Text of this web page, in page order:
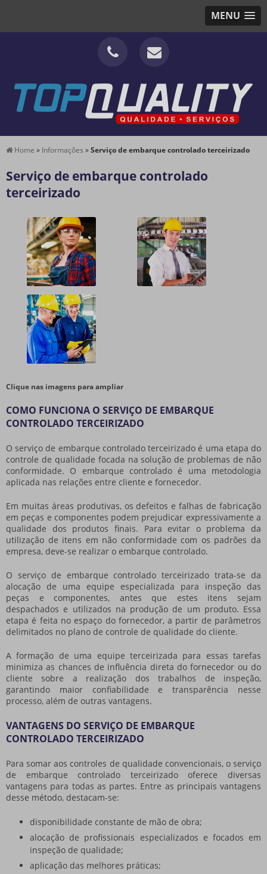
MENU
Home » Informações »Serviço de embarque controlado terceirizado
Serviço de embarque controlado
terceirizado
Clique nas imagens para ampliar
COMO FUNCIONA O SERVIÇO DE EMBARQUE
CONTROLADO TERCEIRIZADO
O serviço de embarque controlado terceirizado é uma etapa do
controle de qualidade focada na solução de problemas de não
conformidade. O embarque controlado é uma metodologia
aplicada nas relações entre cliente e fornecedor.
Em muitas áreas produtivas, os defeitos e falhas de fabricação
em peças e componentes podem prejudicar expressivamente a
qualidade dos produtos finais. Para evitar o problema da
utilização de itens em não conformidade com os padrões da
empresa, deve-se realizar o embarque controlado.
O serviço de embarque controlado terceirizado trata-se da
alocação de uma equipe especializada para inspeção das
peças e componentes, antes que estes itens sejam
despachados e utilizados na produção de um produto. Essa
etapa é feita no espaço do fornecedor, a partir de parâmetros
delimitados no plano de controle de qualidade do cliente.
A formação de uma equipe terceirizada para essas tarefas
minimiza as chances de influência direta do fornecedor ou do
cliente sobre a realização dos trabalhos de inspeção,
garantindo maior confiabilidade e transparência nesse
processo, além de outras vantagens.
VANTAGENS DO SERVIÇO DE EMBARQUE
CONTROLADO TERCEIRIZADO
Para somar aos controles de qualidade convencionais, o serviço
de embarque controlado terceirizadooferece diversas
vantagens para todas as partes. Entre as principais vantagens
desse método, destacam-se:
disponibilidade constante de mão de obra;
alocação de profissionais especializados e focados em
inspeção de qualidade;
aplicação das melhores práticas;